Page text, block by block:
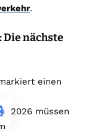
.
Die nächste
einen
2026 müssen